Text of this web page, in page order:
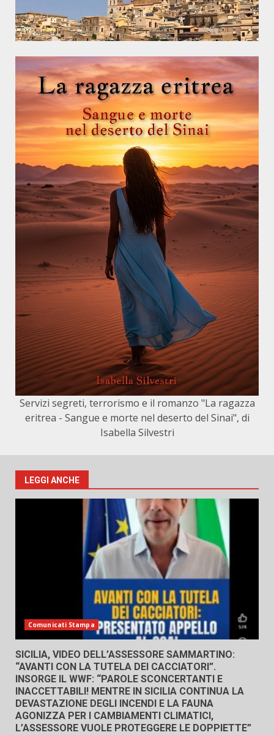
Servizi segreti, terrorismo e il romanzo "La ragazza
eritrea - Sangue e morte nel deserto del Sinai", di
Isabella Silvestri
LEGGI ANCHE
Comunicati Stampa
SICILIA, VIDEO DELL’ASSESSORE SAMMARTINO:
“AVANTI CON LA TUTELA DEI CACCIATORI”.
INSORGE IL WWF: “PAROLE SCONCERTANTI E
INACCETTABILI! MENTRE IN SICILIA CONTINUA LA
DEVASTAZIONE DEGLI INCENDI E LA FAUNA
AGONIZZA PER I CAMBIAMENTI CLIMATICI,
L’ASSESSORE VUOLE PROTEGGERE LE DOPPIETTE”